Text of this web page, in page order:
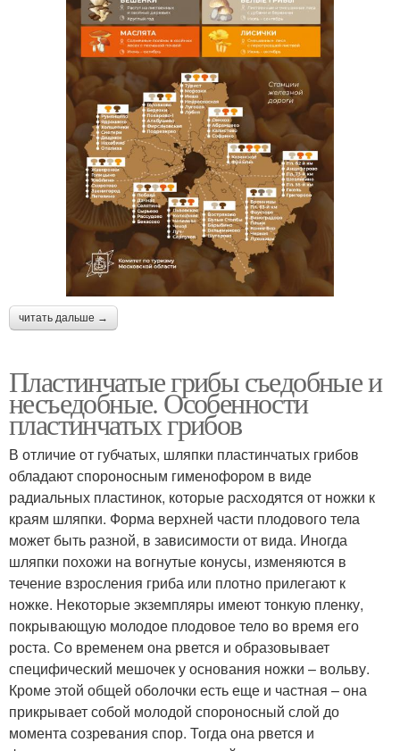
читать дальше →
Пластинчатые грибы съедобные и
несъедобные. Особенности
пластинчатых грибов
В отличие от губчатых, шляпки пластинчатых грибов
обладают спороносным гименофором в виде
радиальных пластинок, которые расходятся от ножки к
краям шляпки. Форма верхней части плодового тела
может быть разной, в зависимости от вида. Иногда
шляпки похожи на вогнутые конусы, изменяются в
течение взросления гриба или плотно прилегают к
ножке. Некоторые экземпляры имеют тонкую пленку,
покрывающую молодое плодовое тело во время его
роста. Со временем она рвется и образовывает
специфический мешочек у основания ножки – вольву.
Кроме этой общей оболочки есть еще и частная – она
прикрывает собой молодой спороносный слой до
момента созревания спор. Тогда она рвется и